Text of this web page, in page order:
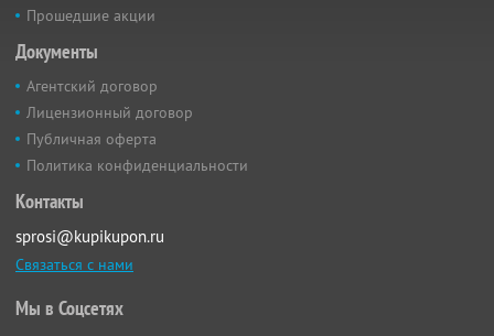
Прошедшие акции
Документы
Агентский договор
Лицензионный договор
Публичная оферта
Политика конфиденциальности
Контакты
sprosi@kupikupon.ru
Связаться с нами
Мы в Соцсетях